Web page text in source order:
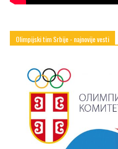
Olimpijski tim Srbije - najnovije vesti